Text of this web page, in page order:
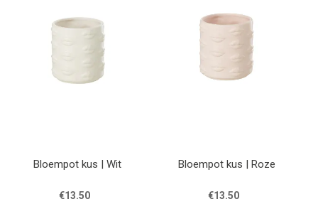
Bloempot kus | Wit
€13.50
Bloempot kus | Roze
€13.50